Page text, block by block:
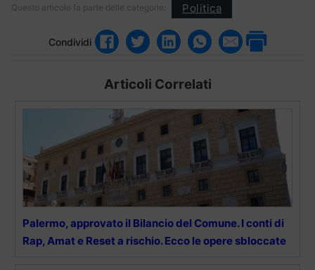
Questo articolo fa parte delle categorie: Politica
Condividi
Articoli Correlati
Palermo, approvato il Bilancio del Comune. I conti di
Rap, Amat e Reset a rischio. Ecco le opere sbloccate